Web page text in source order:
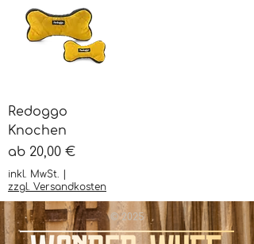
Redoggo
Knochen
ab 20,00 €
Sale-Preis
inkl. MwSt.
zzgl. Versandkosten
© 2025